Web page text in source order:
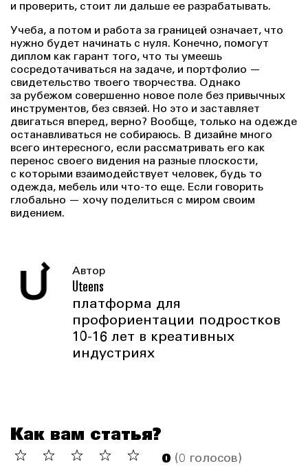
и проверить, стоит ли дальше ее разрабатывать.
Учеба, а потом и работа за границей означает, что
нужно будет начинать с нуля. Конечно, помогут
диплом как гарант того, что ты умеешь
сосредотачиваться на задаче, и портфолио —
свидетельство твоего творчества. Однако
за рубежом совершенно новое поле без привычных
инструментов, без связей. Но это и заставляет
двигаться вперед, верно? Вообще, только на одежде
останавливаться не собираюсь. В дизайне много
всего интересного, если рассматривать его как
перенос своего видения на разные плоскости,
с которыми взаимодействует человек, будь то
одежда, мебель или что-то еще. Если говорить
глобально — хочу поделиться с миром своим
видением.
Автор
Uteens
платформа для
профориентации подростков
10-16 лет в креативных
индустриях
Как вам статья?
0 (0 голосов)